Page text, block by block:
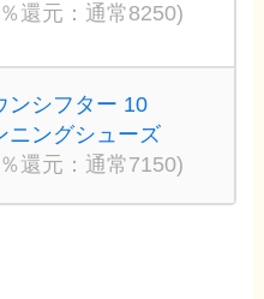
還元：通常8250)
ンシフター 10
ニングシューズ
還元：通常7150)